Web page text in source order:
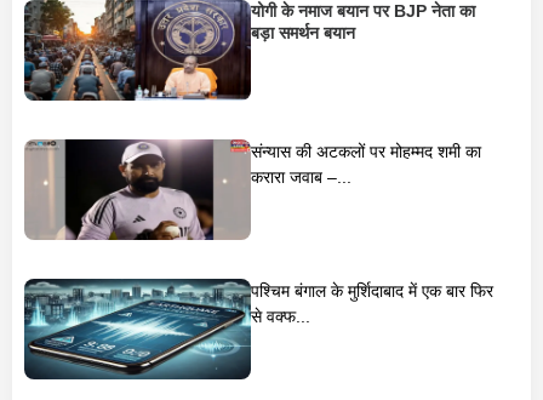
योगी के नमाज बयान पर BJP नेता का
बड़ा समर्थन बयान
संन्यास की अटकलों पर मोहम्मद शमी का
करारा जवाब –...
पश्चिम बंगाल के मुर्शिदाबाद में एक बार फिर
से वक्फ...